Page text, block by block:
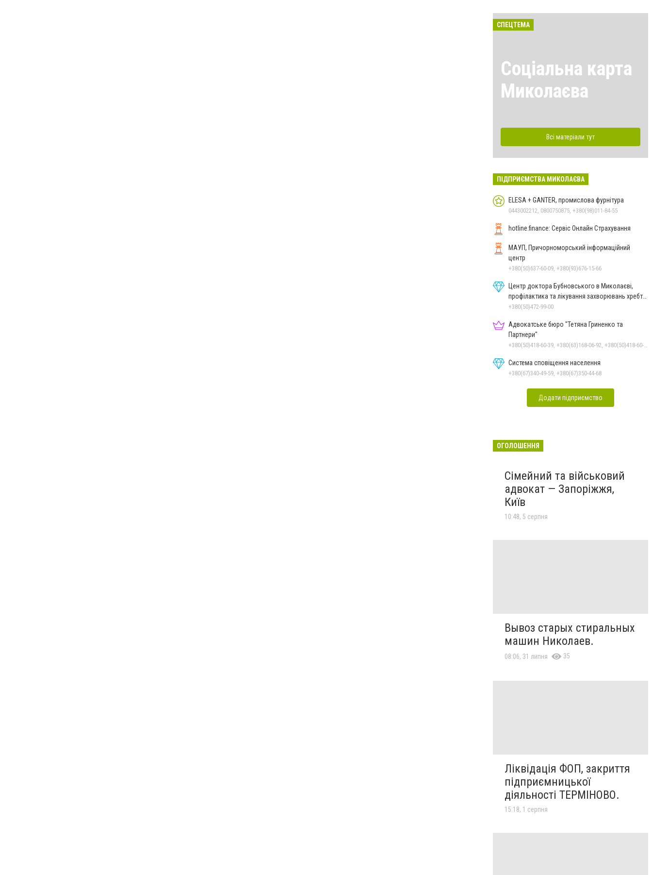
СПЕЦТЕМА
Соціальна карта
Миколаєва
Всі матеріали тут
ПІДПРИЄМСТВА МИКОЛАЄВА
ELESA + GANTER, промислова фурнітура
0443002212, 0800750875, +380(98)011-84-55
hotline.finance: Сервіс Онлайн Страхування
МАУП, Причорноморський інформаційний
центр
+380(50)637-60-09, +380(93)676-15-66
Центр доктора Бубновського в Миколаєві,
профілактика та лікування захворювань хребта
і суглобів
+380(50)472-99-00
Адвокатське бюро "Тетяна Гриненко та
Партнери"
Система сповіщення населення
+380(67)340-49-59, +380(67)350-44-68
Додати підприємство
ОГОЛОШЕННЯ
Сімейний та військовий
адвокат — Запоріжжя,
Київ
10:48, 5 серпня
Вывоз старых стиральных
машин Николаев.
08:06, 31 липня 35
Ліквідація ФОП, закриття
підприємницької
діяльності ТЕРМІНОВО.
15:18, 1 серпня